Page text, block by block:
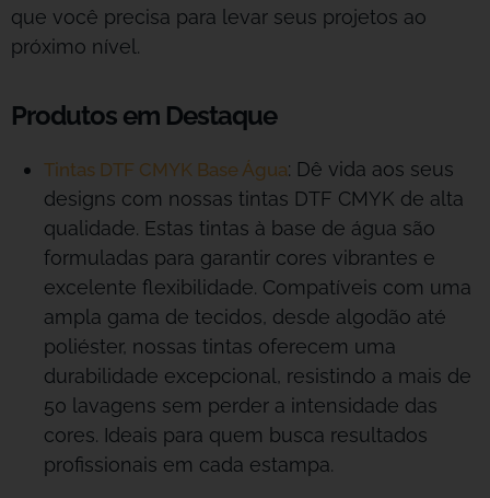
que você precisa para levar seus projetos ao
próximo nível.
Produtos em Destaque
Tintas DTF CMYK Base Água: Dê vida aos seus
designs com nossas tintas DTF CMYK de alta
qualidade. Estas tintas à base de água são
formuladas para garantir cores vibrantes e
excelente flexibilidade. Compatíveis com uma
ampla gama de tecidos, desde algodão até
poliéster, nossas tintas oferecem uma
durabilidade excepcional, resistindo a mais de
50 lavagens sem perder a intensidade das
cores. Ideais para quem busca resultados
profissionais em cada estampa.